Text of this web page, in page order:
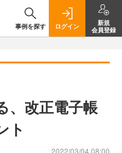
事例を探す ログイン
新規
会員登録
、改正電子帳
ト
2022/03/04 08:00